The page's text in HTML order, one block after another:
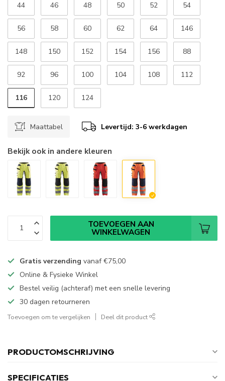
44 46 48 50 52 54
56 58 60 62 64 146
148 150 152 154 156 88
92 96 100 104 108 112
116 120 124
Maattabel Levertijd: 3-6 werkdagen
Bekijk ook in andere kleuren
TOEVOEGEN AAN
WINKELWAGEN
Gratis verzending vanaf€75,00
Online & Fysieke Winkel
Bestel veilig (achteraf) met een snelle levering
30 dagen retourneren
Toevoegen om te vergelijken Deel dit product
PRODUCTOMSCHRIJVING
SPECIFICATIES